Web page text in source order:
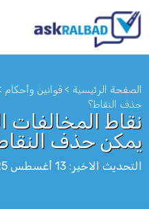
الصفحة الرئيسية > قوانين وأحكام
حذف النقاط؟
نقاط المخالفات
يمكن حذف
التحديث الاخير: 13 أغسطس 2025